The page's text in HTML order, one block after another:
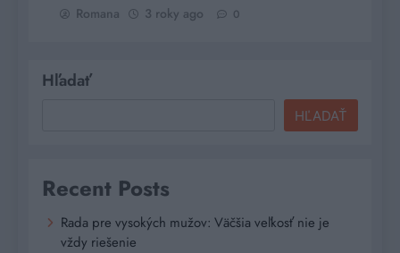
Romana 3 roky ago 0
Hľadať
HĽADAŤ
Recent Posts
Rada pre vysokých mužov: Väčšia veľkosť nie je
vždy riešenie